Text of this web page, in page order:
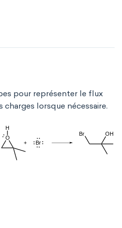
pour représenter le flux
lorsque nécessaire.